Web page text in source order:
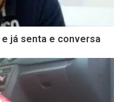
já senta e conversa